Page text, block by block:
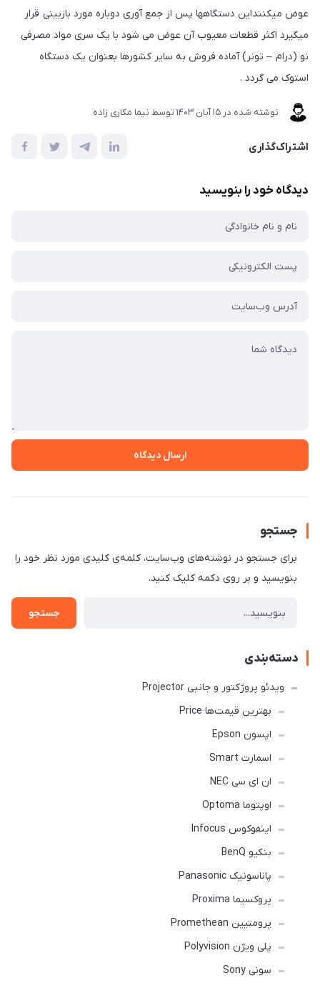
عوض میکننداین دستگاهها پس از جمع آوری دوباره مورد بازبینی قرار
میگیرد اکثر قطعات معیوب آن عوض می شود با یک سری مواد مصرفی
نو (درام – تونر) آماده فروش به سایر کشورها بعنوان یک دستگاه
استوک می گردد .
نوشته شده در 15 آبان 1403 توسط نیما مکاری زاده
اشتراک‌گذاری
دیدگاه خود را بنویسید
ارسال دیدگاه
جستجو
برای جستجو در نوشته‌های وب‌سایت، کلمه‌ی کلیدی مورد نظر خود را
بنویسید و بر روی دکمه کلیک کنید.
جستجو
دسته‌بندی
ویدئو پروژکتور و جانبی Projector
بهترین قیمت‌ها Price
اپسون Epson
اسمارت Smart
ان ای سی NEC
اوپتوما Optoma
اینفوکوس Infocus
بنکیو BenQ
پاناسونیک Panasonic
پروکسیما Proxima
پرومتیین Promethean
پلی ویژن Polyvision
سونی Sony